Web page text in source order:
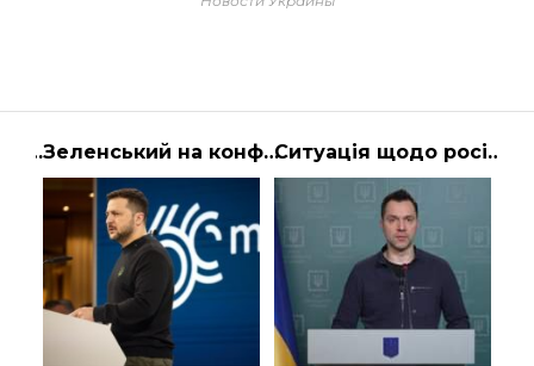
Мешканці Дніпропетровщини можуть отримати дистанційні консультації фахівців Пенсійного фонду Зеленський на конференції в Мюнхені про Авдіївку, Путіна та мобілізацію – основні заяви Ситуація щодо російського вторгнення – брифінг радника керівника Офісу Президент… | АЛИБИ